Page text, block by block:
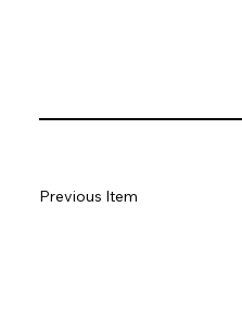
Previous Item